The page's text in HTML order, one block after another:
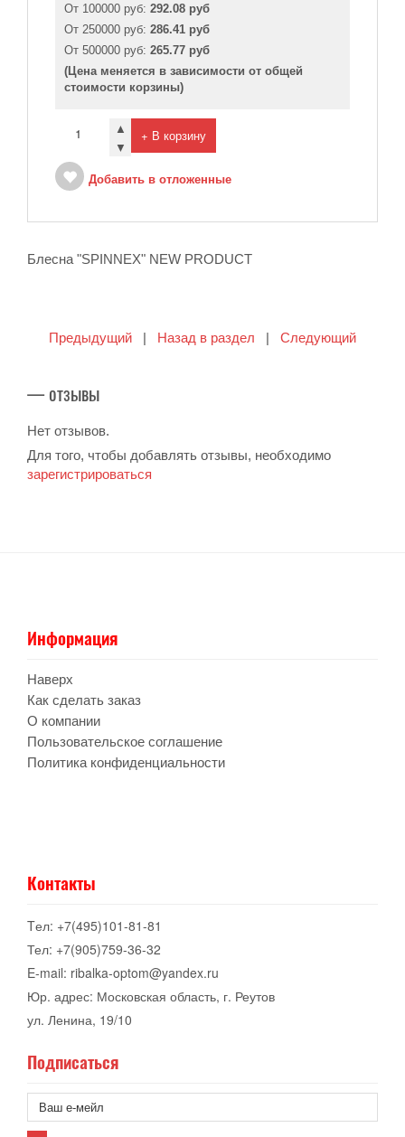
От 100000 руб: 292.08 руб
От 250000 руб: 286.41 руб
От 500000 руб: 265.77 руб
(Цена меняется в зависимости от общей
стоимости корзины)
▲
▼
+ В корзину
Добавить в отложенные
Блесна "SPINNEX" NEW PRODUCT
Предыдущий | Назад в раздел | Следующий
— отзывы
Нет отзывов.
Для того, чтобы добавлять отзывы, необходимо
зарегистрироваться
Информация
Наверх
Как сделать заказ
О компании
Пользовательское соглашение
Политика конфиденциальности
Контакты
Tел: +7(495)101-81-81
Тел: +7(905)759-36-32
E-mail: ribalka-optom@yandex.ru
Юр. адрес: Московская область, г. Реутов
ул. Ленина, 19/10
Подписаться